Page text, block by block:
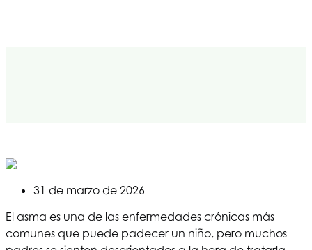
31 de marzo de 2026
El asma es una de las enfermedades crónicas más
comunes que puede padecer un niño, pero muchos